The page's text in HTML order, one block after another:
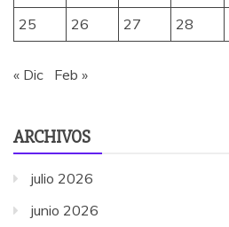
25
26 27 28
« Dic Feb »
ARCHIVOS
julio 2026
junio 2026